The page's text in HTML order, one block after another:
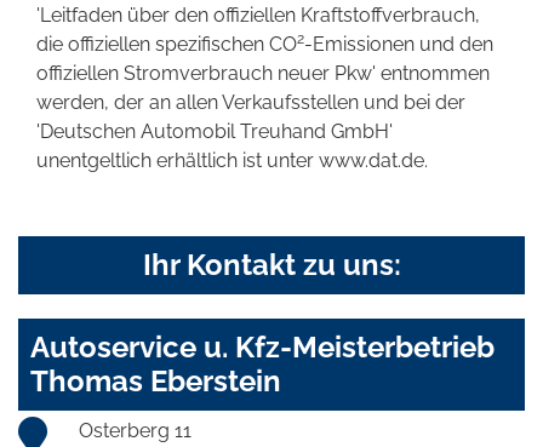
'Leitfaden über den offiziellen Kraftstoffverbrauch,
die offiziellen spezifischen CO2-Emissionen und den
offiziellen Stromverbrauch neuer Pkw' entnommen
werden, der an allen Verkaufsstellen und bei der
'Deutschen Automobil Treuhand GmbH'
unentgeltlich erhältlich ist unter www.dat.de.
Ihr Kontakt zu uns:
Autoservice u. Kfz-Meisterbetrieb
Thomas Eberstein
Osterberg 11